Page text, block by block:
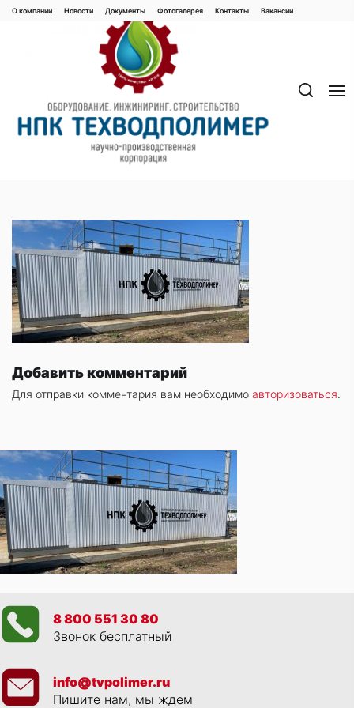
Перейти
Добавить комментарий
Для отправки комментария вам необходимо авторизоваться.
О компании Новости Документы Фотогалерея Контaкты Вакaнсии
8 800 551 30 80
Звонок бесплатный
info@tvpolimer.ru
Пишите нам, мы ждем